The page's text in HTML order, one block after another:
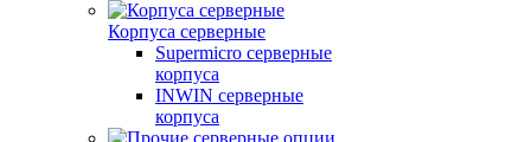
Корпуса серверные
Supermicro серверные
корпуса
INWIN серверные
корпуса